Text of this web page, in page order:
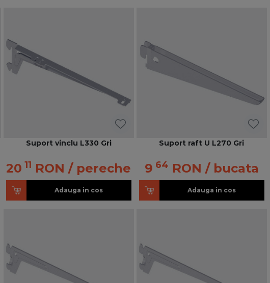
Suport vinclu L330 Gri
20 11 RON / pereche
Adauga in cos
Suport raft U L270 Gri
9 64 RON / bucata
Adauga in cos